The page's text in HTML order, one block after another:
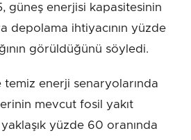
güneş enerjisi kapasitesinin
depolama ihtiyacının yüzde
görüldüğünü söyledi.
temiz enerji senaryolarında
mevcut fosil yakıt
yaklaşık yüzde 60 oranında